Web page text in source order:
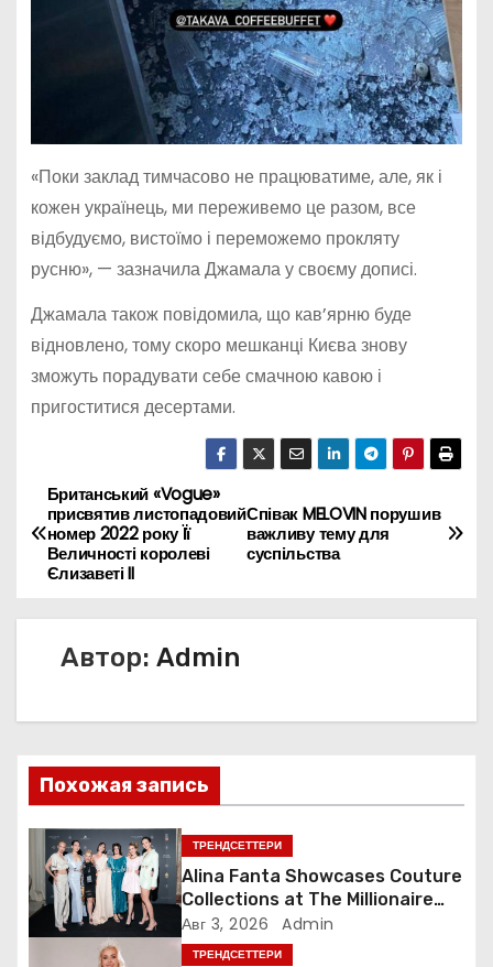
«Поки заклад тимчасово не працюватиме, але, як і
кожен українець, ми переживемо це разом, все
відбудуємо, вистоїмо і переможемо прокляту
русню», — зазначила Джамала у своєму дописі.
Джамала також повідомила, що кав’ярню буде
відновлено, тому скоро мешканці Києва знову
зможуть порадувати себе смачною кавою і
пригоститися десертами.
Н
а
ц
и
я
п
Співак MELOVIN порушив
важливу тему для
суспільства
Британський «Vogue»
присвятив листопадовий
номер 2022 року Її
Величності королеві
Єлизаветі II
Автор: Admin
Похожая запись
ТРЕНДСЕТТЕРИ
Alina Fanta Showcases Couture
Collections at The Millionaire
Concept Gala in France
Авг 3, 2026 Admin
ТРЕНДСЕТТЕРИ